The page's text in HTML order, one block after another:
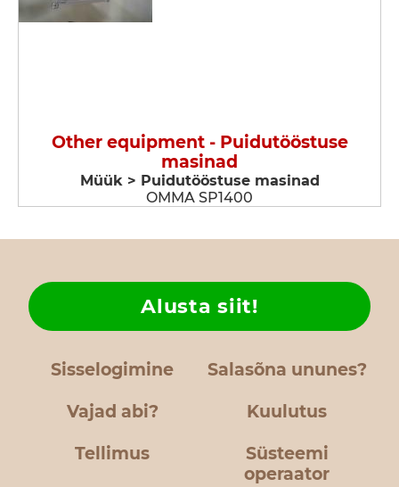
Other equipment - Puidutööstuse
masinad
Müük > Puidutööstuse masinad
OMMA SP1400
Sisselogimine Salasõna ununes?
Vajad abi?
Alusta siit!
Kuulutus
Tellimus
Süsteemi
operaator